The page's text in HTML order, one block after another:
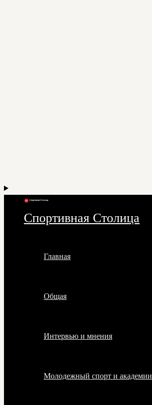
Спортивная Столица
Главная
Общая
Интервью и мнения
Молодежный спорт и академии